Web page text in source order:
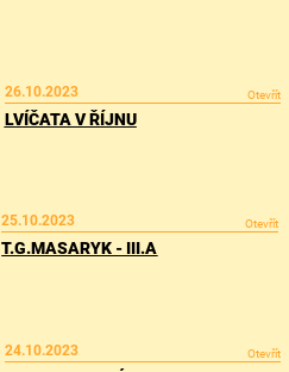
26.10.2023 Otevřít
LVÍČATA V ŘÍJNU
25.10.2023 Otevřít
T.G.MASARYK - III.A
24.10.2023 Otevřít